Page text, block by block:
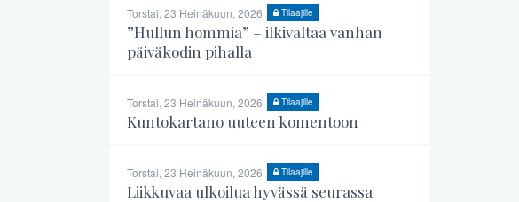
Torstai, 23 Heinäkuun, 2026 Tilaajille
”Hullun hommia” – ilkivaltaa vanhan
päiväkodin pihalla
Torstai, 23 Heinäkuun, 2026 Tilaajille
Kuntokartano uuteen komentoon
Torstai, 23 Heinäkuun, 2026 Tilaajille
Liikkuvaa ulkoilua hyvässä seurassa